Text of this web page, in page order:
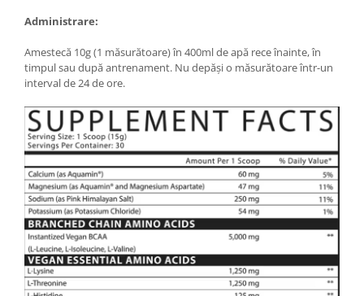
Administrare:
Amestecă 10g (1 măsurătoare) în 400ml de apă rece înainte, în
timpul sau după antrenament. Nu depăși o măsurătoare într-un
interval de 24 de ore.